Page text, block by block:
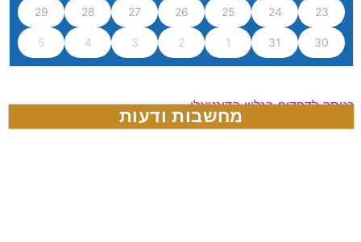
23
24
25
26
27
28
29
30
31
1
2
3
4
5
כניסה לדפדוף בגליון הדיגטאלי
מחשבות ודעות